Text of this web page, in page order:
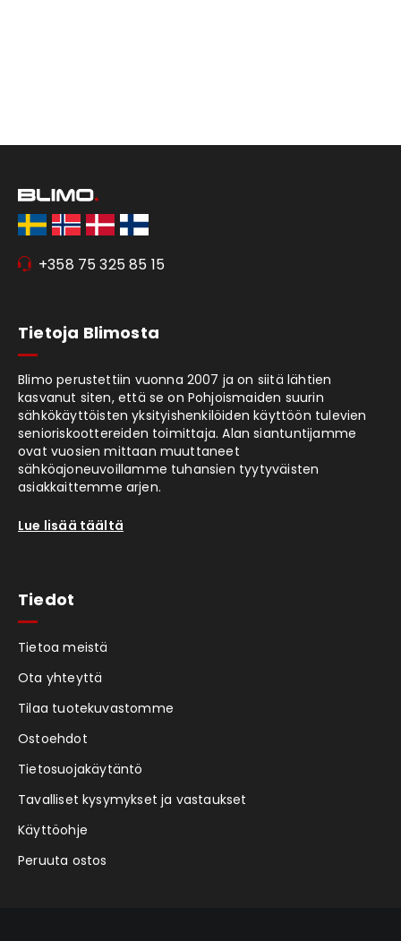
+358 75 325 85 15
Tietoja Blimosta
Blimo perustettiin vuonna 2007 ja on siitä lähtien
kasvanut siten, että se on Pohjoismaiden suurin
sähkökäyttöisten yksityishenkilöiden käyttöön tulevien
senioriskoottereiden toimittaja. Alan siantuntijamme
ovat vuosien mittaan muuttaneet
sähköajoneuvoillamme tuhansien tyytyväisten
asiakkaittemme arjen.
Lue lisää täältä
Tiedot
Tietoa meistä
Ota yhteyttä
Tilaa tuotekuvastomme
Ostoehdot
Tietosuojakäytäntö
Tavalliset kysymykset ja vastaukset
Käyttöohje
Peruuta ostos